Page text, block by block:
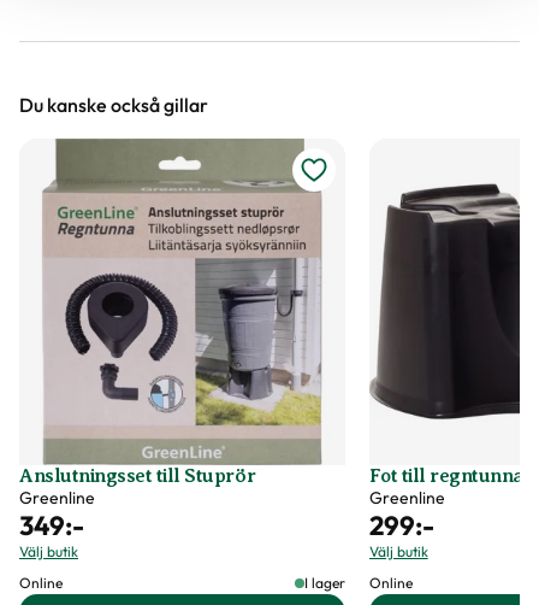
Du kanske också gillar
Anslutningsset till Stuprör
Greenline
349:-
Välj butik
Online
I lager
Fot till regntunna
Greenline
299:-
Välj butik
Online